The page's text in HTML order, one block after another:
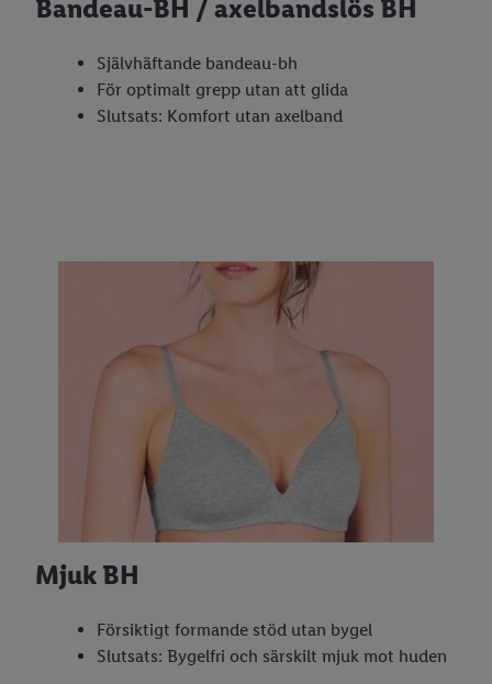
Bandeau-BH / axelbandslös BH
Självhäftande bandeau-bh
För optimalt grepp utan att glida
Slutsats: Komfort utan axelband
Mjuk BH
Försiktigt formande stöd utan bygel
Slutsats: Bygelfri och särskilt mjuk mot huden